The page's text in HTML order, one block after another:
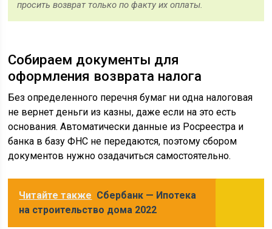
просить возврат только по факту их оплаты.
Собираем документы для
оформления возврата налога
Без определенного перечня бумаг ни одна налоговая
не вернет деньги из казны, даже если на это есть
основания. Автоматически данные из Росреестра и
банка в базу ФНС не передаются, поэтому сбором
документов нужно озадачиться самостоятельно.
Читайте также Сбербанк — Ипотека
на строительство дома 2022